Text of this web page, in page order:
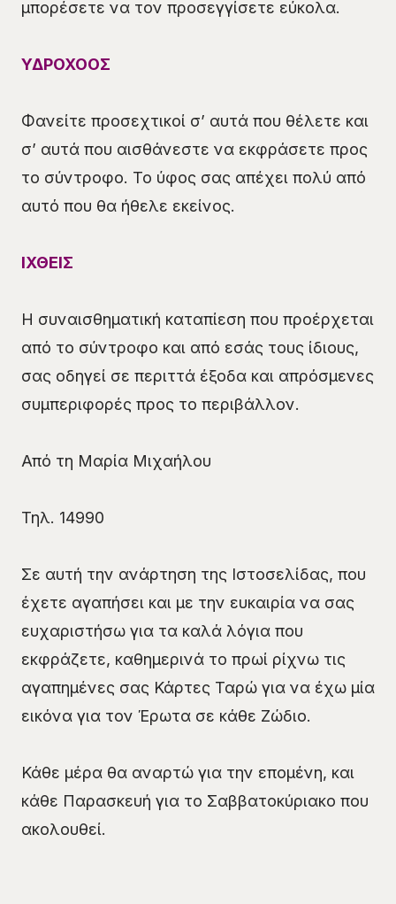
μπορέσετε να τον προσεγγίσετε εύκολα.
ΥΔΡΟΧΟΟΣ
Φανείτε προσεχτικοί σ’ αυτά που θέλετε και
σ’ αυτά που αισθάνεστε να εκφράσετε προς
το σύντροφο. Το ύφος σας απέχει πολύ από
αυτό που θα ήθελε εκείνος.
ΙΧΘΕΙΣ
Η συναισθηματική καταπίεση που προέρχεται
από το σύντροφο και από εσάς τους ίδιους,
σας οδηγεί σε περιττά έξοδα και απρόσμενες
συμπεριφορές προς το περιβάλλον.
Από τη Μαρία Μιχαήλου
Τηλ. 14990
Σε αυτή την ανάρτηση της Ιστοσελίδας, που
έχετε αγαπήσει και με την ευκαιρία να σας
ευχαριστήσω για τα καλά λόγια που
εκφράζετε, καθημερινά το πρωί ρίχνω τις
αγαπημένες σας Κάρτες Ταρώ για να έχω μία
εικόνα για τον Έρωτα σε κάθε Ζώδιο.
Κάθε μέρα θα αναρτώ για την επομένη, και
κάθε Παρασκευή για το Σαββατοκύριακο που
ακολουθεί.